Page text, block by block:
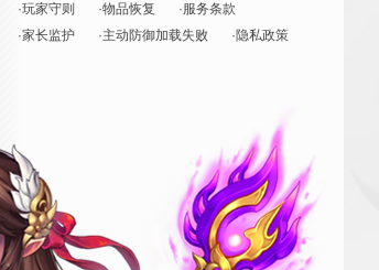
·玩家守则
·物品恢复
·服务条款
·家长监护
·主动防御加载失败 ·隐私政策